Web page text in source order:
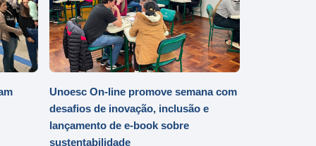
Unoesc On-line promove semana com
desafios de inovação, inclusão e
lançamento de e-book sobre
sustentabilidade